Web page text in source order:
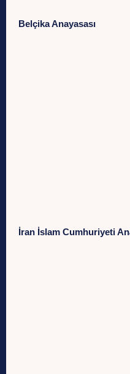
Belçika Anayasası
İran İslam Cumhuriyeti